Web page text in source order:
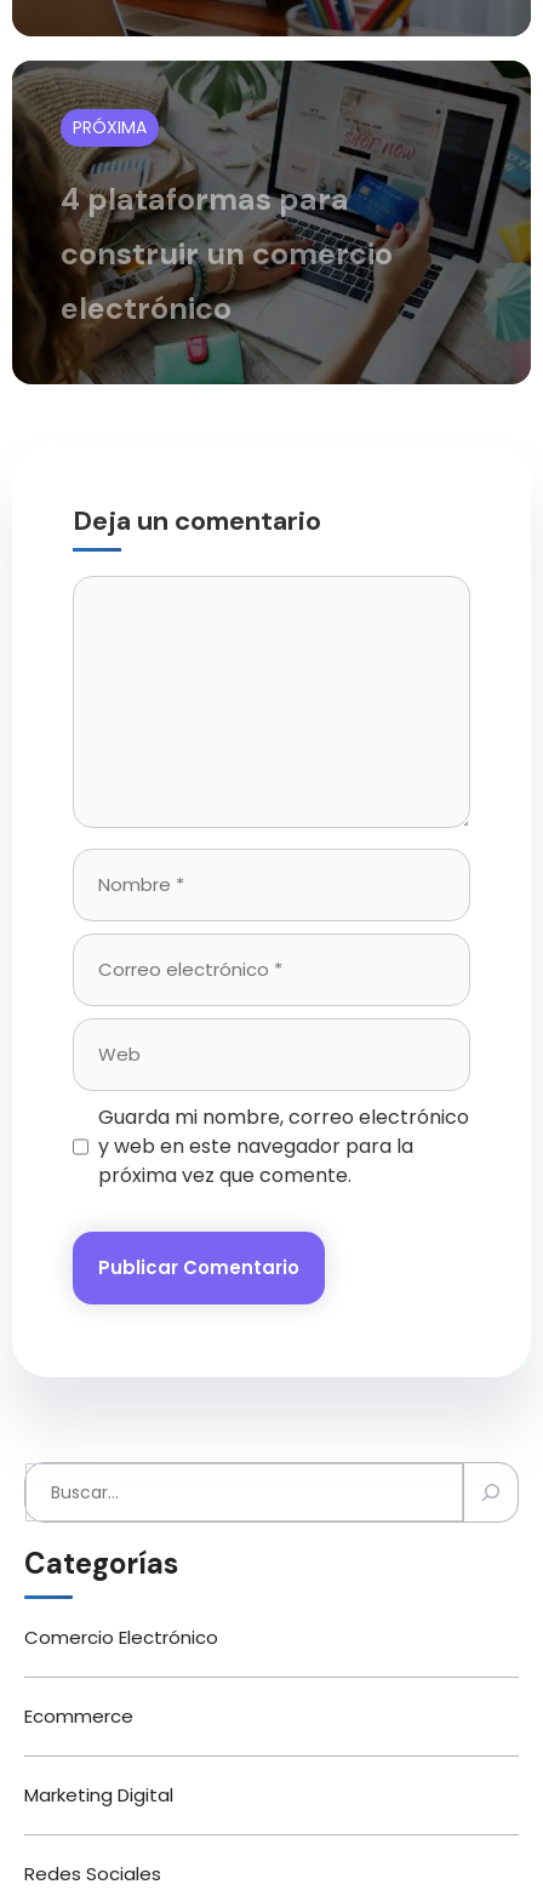
PRÓXIMA
4 plataformas para
construir un comercio
electrónico
Deja un comentario
Comentario
Nombre
Correo
electrónico
Web
Guarda mi nombre, correo electrónico
y web en este navegador para la
próxima vez que comente.
Buscar
Categorías
Comercio Electrónico
Ecommerce
Marketing Digital
Redes Sociales